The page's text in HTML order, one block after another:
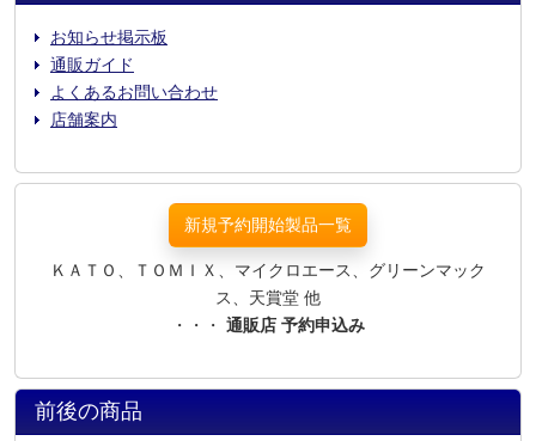
お知らせ掲示板
通販ガイド
よくあるお問い合わせ
店舗案内
新規予約開始製品一覧
ＫＡＴＯ、ＴＯＭＩＸ、マイクロエース、グリーンマック
ス、天賞堂 他
・・・ 通販店 予約申込み
前後の商品